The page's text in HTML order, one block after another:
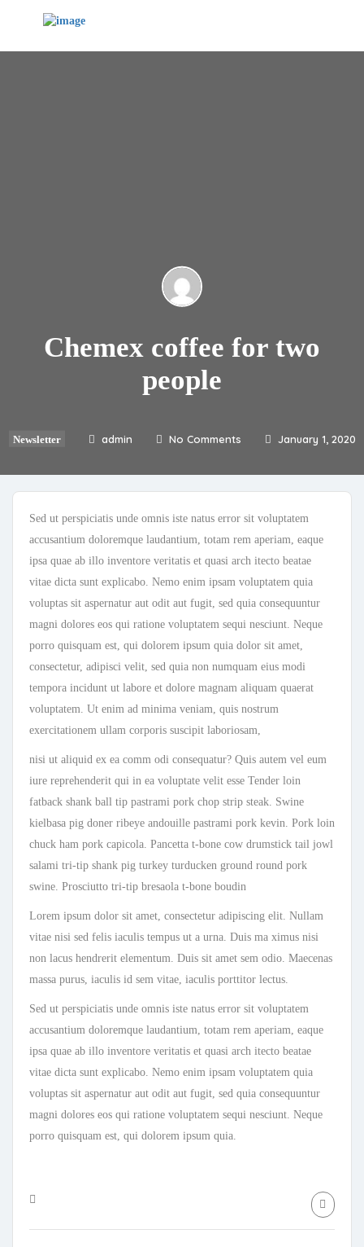
Chemex coffee for two
people
Newsletter admin No Comments January 1, 2020
Sed ut perspiciatis unde omnis iste natus error sit voluptatem
accusantium doloremque laudantium, totam rem aperiam, eaque
ipsa quae ab illo inventore veritatis et quasi arch itecto beatae
vitae dicta sunt explicabo. Nemo enim ipsam voluptatem quia
voluptas sit aspernatur aut odit aut fugit, sed quia consequuntur
magni dolores eos qui ratione voluptatem sequi nesciunt. Neque
porro quisquam est, qui dolorem ipsum quia dolor sit amet,
consectetur, adipisci velit, sed quia non numquam eius modi
tempora incidunt ut labore et dolore magnam aliquam quaerat
voluptatem. Ut enim ad minima veniam, quis nostrum
exercitationem ullam corporis suscipit laboriosam,
nisi ut aliquid ex ea comm odi consequatur? Quis autem vel eum
iure reprehenderit qui in ea voluptate velit esse Tender loin
fatback shank ball tip pastrami pork chop strip steak. Swine
kielbasa pig doner ribeye andouille pastrami pork kevin. Pork loin
chuck ham pork capicola. Pancetta t-bone cow drumstick tail jowl
salami tri-tip shank pig turkey turducken ground round pork
swine. Prosciutto tri-tip bresaola t-bone boudin
Lorem ipsum dolor sit amet, consectetur adipiscing elit. Nullam
vitae nisi sed felis iaculis tempus ut a urna. Duis ma ximus nisi
non lacus hendrerit elementum. Duis sit amet sem odio. Maecenas
massa purus, iaculis id sem vitae, iaculis porttitor lectus.
Sed ut perspiciatis unde omnis iste natus error sit voluptatem
accusantium doloremque laudantium, totam rem aperiam, eaque
ipsa quae ab illo inventore veritatis et quasi arch itecto beatae
vitae dicta sunt explicabo. Nemo enim ipsam voluptatem quia
voluptas sit aspernatur aut odit aut fugit, sed quia consequuntur
magni dolores eos qui ratione voluptatem sequi nesciunt. Neque
porro quisquam est, qui dolorem ipsum quia.